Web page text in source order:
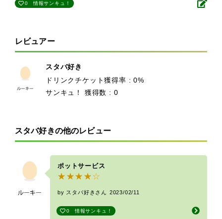
0 情報サンキュ！
レビュアー
スタバ好き
ドリンクチケット獲得率 : 0%
サンキュ！ 獲得数 : 0
スタバ好きの他のレビュー
ポットサービス
by スタバ好きさん 2023/02/11
0 情報サンキュ！